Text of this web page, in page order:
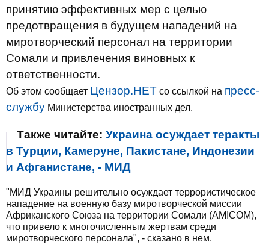
принятию эффективных мер с целью
предотвращения в будущем нападений на
миротворческий персонал на территории
Сомали и привлечения виновных к
ответственности.
Об этом сообщает Цензор.НЕТ со ссылкой на пресс-
службу Министерства иностранных дел.
Также читайте: Украина осуждает теракты
в Турции, Камеруне, Пакистане, Индонезии
и Афганистане, - МИД
"МИД Украины решительно осуждает террористическое
нападение на военную базу миротворческой миссии
Африканского Союза на территории Сомали (AMICOM),
что привело к многочисленным жертвам среди
миротворческого персонала", - сказано в нем.